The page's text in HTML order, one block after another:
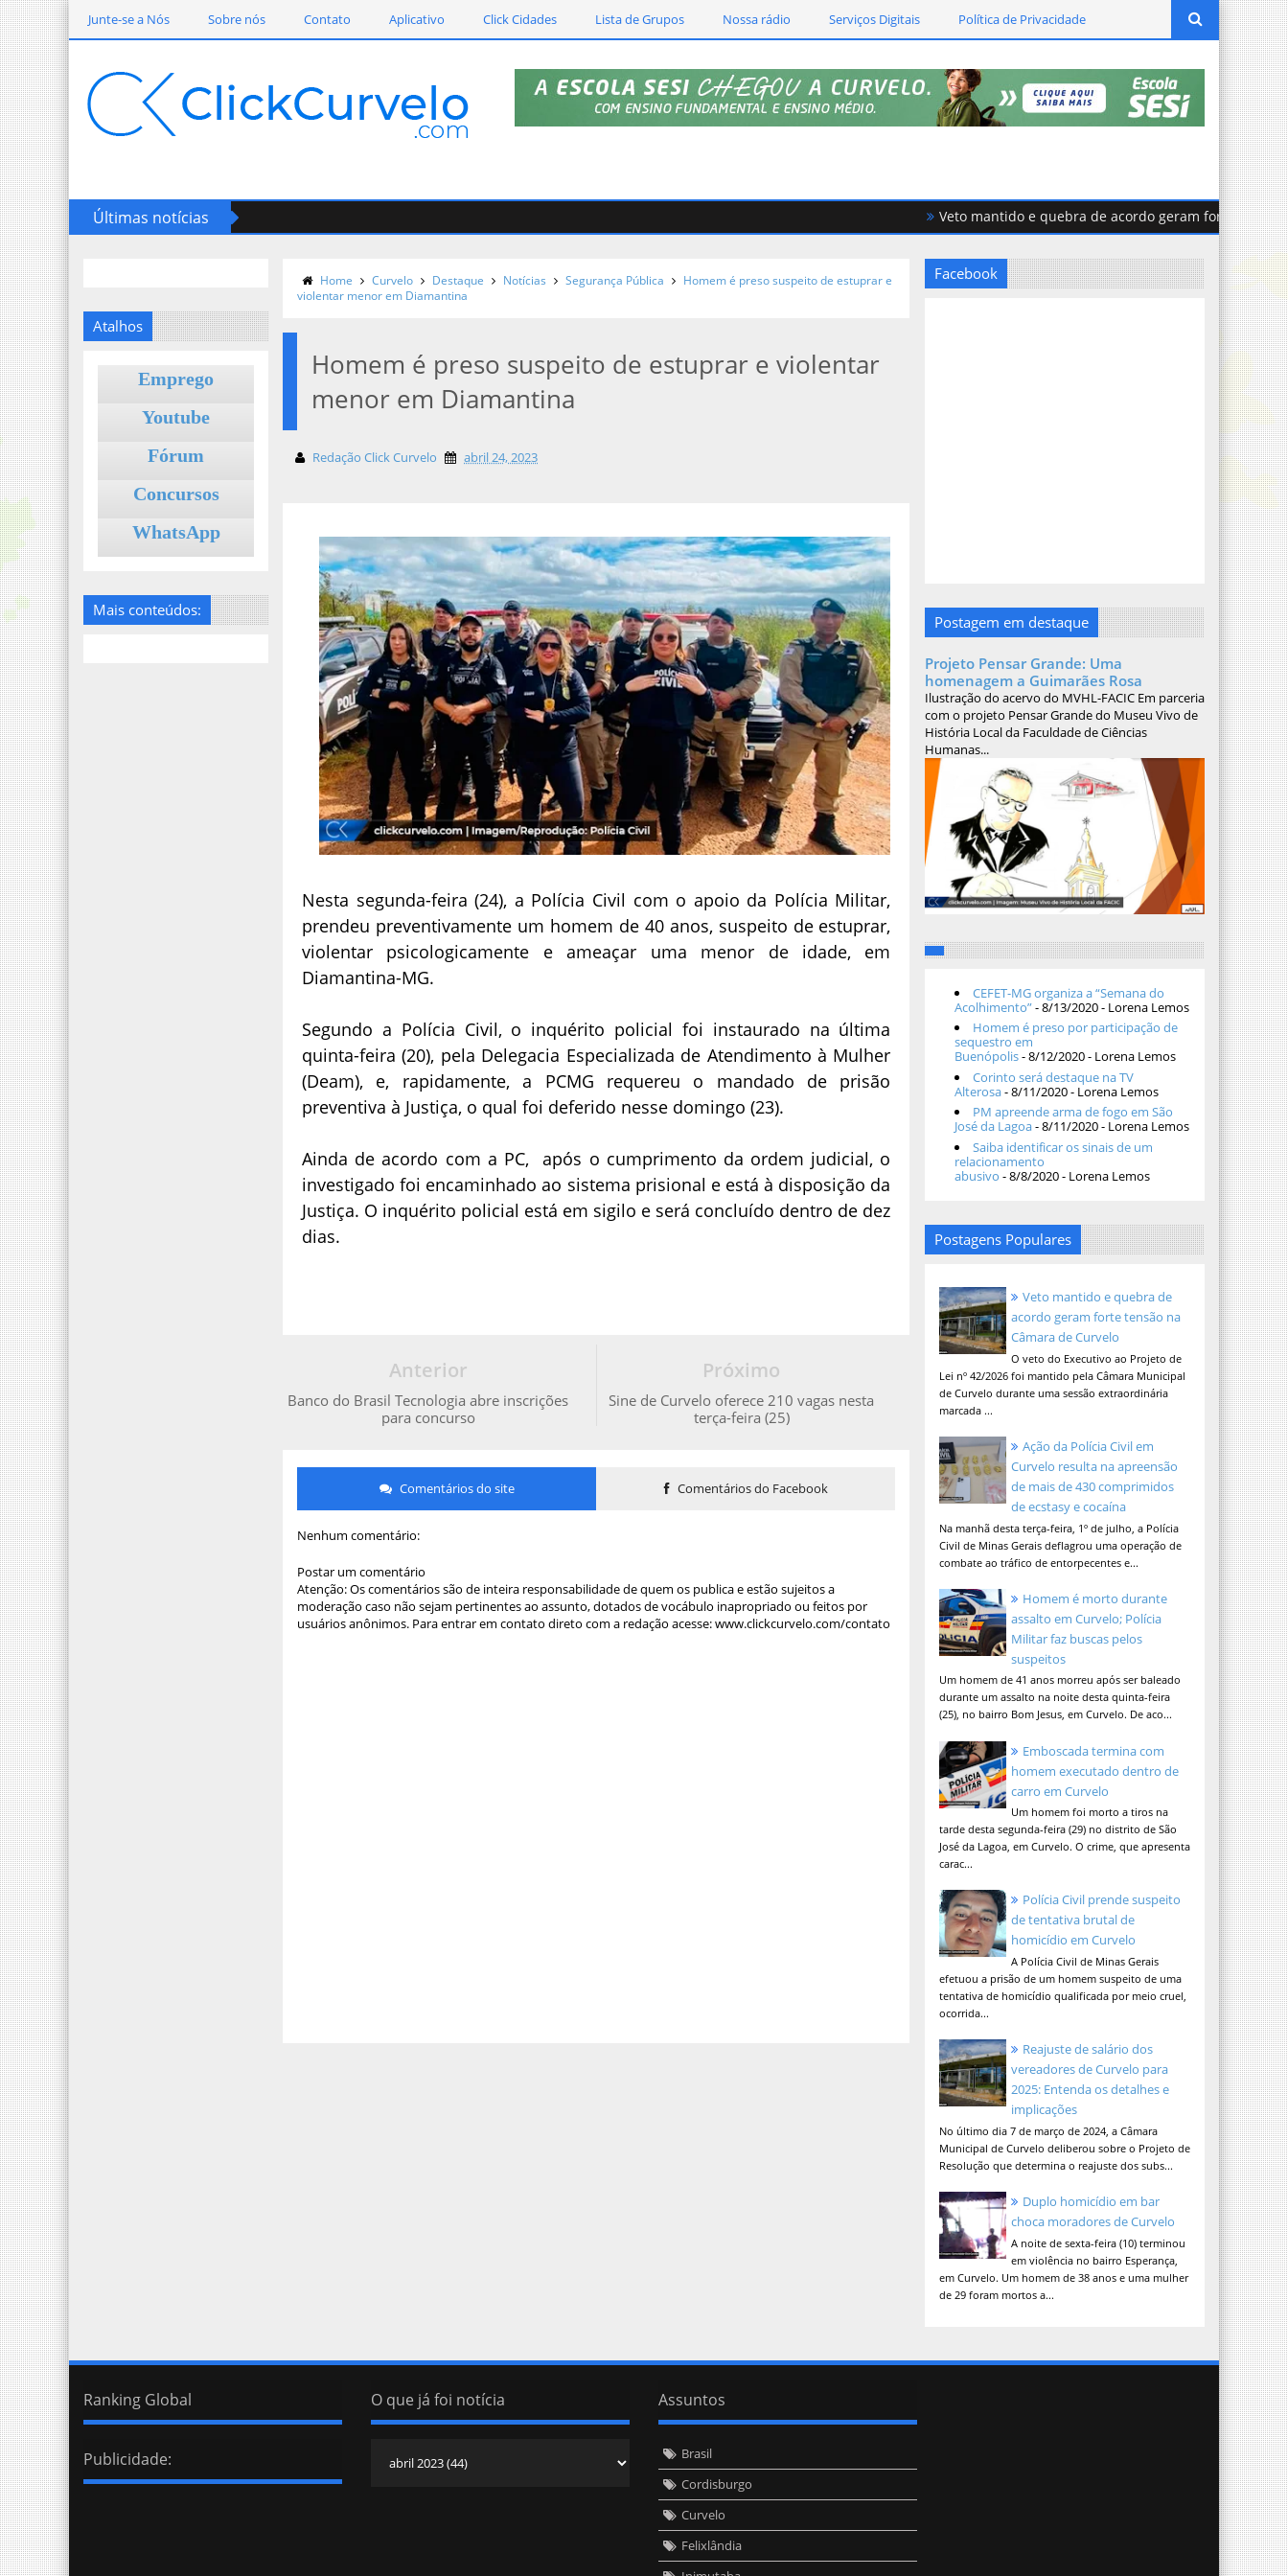
Junte-se a Nós Sobre nós Contato Aplicativo Click Cidades Lista de Grupos Nossa rádio Serviços Digitais Política de Privacidade
Últimas notícias Veto mantido e quebra de acordo geram forte tensão na
Atalhos
Emprego
Youtube
Fórum
Concursos
WhatsApp
Mais conteúdos:
Home Curvelo Destaque Notícias Segurança Pública
Homem é preso suspeito de estuprar e
violentar menor em Diamantina
Homem é preso suspeito de estuprar e violentar
menor em Diamantina
Redação Click Curvelo abril 24, 2023
Nesta segunda-feira (24), a Polícia Civil com o apoio da Polícia Militar,
prendeu preventivamente um homem de 40 anos, suspeito de estuprar,
violentar psicologicamente e ameaçar uma menor de idade, em
Diamantina-MG.
Segundo a Polícia Civil, o inquérito policial foi instaurado na última
quinta-feira (20), pela Delegacia Especializada de Atendimento à Mulher
(Deam), e, rapidamente, a PCMG requereu o mandado de prisão
preventiva à Justiça, o qual foi deferido nesse domingo (23).
Ainda de acordo com a PC, após o cumprimento da ordem judicial, o
investigado foi encaminhado ao sistema prisional e está à disposição da
Justiça. O inquérito policial está em sigilo e será concluído dentro de dez
dias.
Próximo
Sine de Curvelo oferece 210 vagas nesta
terça-feira (25)
Anterior
Banco do Brasil Tecnologia abre inscrições
para concurso
Comentários do site Comentários do Facebook
Nenhum comentário:
Postar um comentário
Atenção: Os comentários são de inteira responsabilidade de quem os publica e estão sujeitos a
moderação caso não sejam pertinentes ao assunto, dotados de vocábulo inapropriado ou feitos por
usuários anônimos. Para entrar em contato direto com a redação acesse: www.clickcurvelo.com/contato
Facebook
Postagem em destaque
Projeto Pensar Grande: Uma
homenagem a Guimarães Rosa
Ilustração do acervo do MVHL-FACIC Em parceria
com o projeto Pensar Grande do Museu Vivo de
História Local da Faculdade de Ciências
Humanas...
CEFET-MG organiza a “Semana do
Acolhimento”- 8/13/2020- Lorena Lemos
Homem é preso por participação de
sequestro em
Buenópolis- 8/12/2020- Lorena Lemos
Corinto será destaque na TV
Alterosa- 8/11/2020- Lorena Lemos
PM apreende arma de fogo em São
José da Lagoa- 8/11/2020- Lorena Lemos
Saiba identificar os sinais de um
relacionamento
abusivo - 8/8/2020- Lorena Lemos
Postagens Populares
Veto mantido e quebra de
acordo geram forte tensão na
Câmara de Curvelo
O veto do Executivo ao Projeto de
Lei nº 42/2026 foi mantido pela Câmara Municipal
de Curvelo durante uma sessão extraordinária
marcada ...
Ação da Polícia Civil em
Curvelo resulta na apreensão
de mais de 430 comprimidos
de ecstasy e cocaína
Na manhã desta terça-feira, 1º de julho, a Polícia
Civil de Minas Gerais deflagrou uma operação de
combate ao tráfico de entorpecentes e...
Homem é morto durante
assalto em Curvelo; Polícia
Militar faz buscas pelos
suspeitos
Um homem de 41 anos morreu após ser baleado
durante um assalto na noite desta quinta-feira
(25), no bairro Bom Jesus, em Curvelo. De aco...
Emboscada termina com
homem executado dentro de
carro em Curvelo
Um homem foi morto a tiros na
tarde desta segunda-feira (29) no distrito de São
José da Lagoa, em Curvelo. O crime, que apresenta
carac...
Polícia Civil prende suspeito
de tentativa brutal de
homicídio em Curvelo
A Polícia Civil de Minas Gerais
efetuou a prisão de um homem suspeito de uma
tentativa de homicídio qualificada por meio cruel,
ocorrida...
Reajuste de salário dos
vereadores de Curvelo para
2025: Entenda os detalhes e
implicações
No último dia 7 de março de 2024, a Câmara
Municipal de Curvelo deliberou sobre o Projeto de
Resolução que determina o reajuste dos subs...
Duplo homicídio em bar
choca moradores de Curvelo
A noite de sexta-feira (10) terminou
em violência no bairro Esperança,
em Curvelo. Um homem de 38 anos e uma mulher
de 29 foram mortos a...
Ranking Global
Publicidade:
O que já foi notícia Assuntos
Brasil
Cordisburgo
Curvelo
Felixlândia